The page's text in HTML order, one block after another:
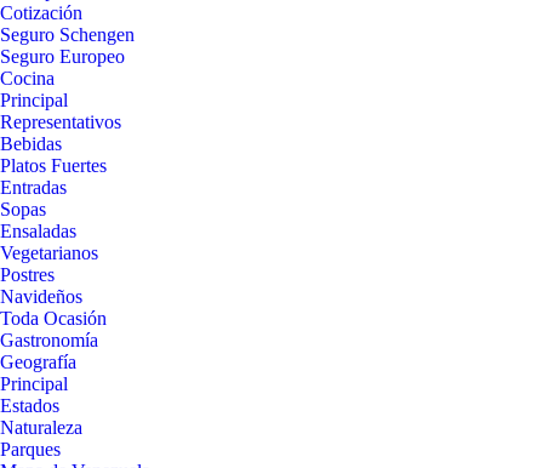
Cotización
Seguro Schengen
Seguro Europeo
Cocina
Principal
Representativos
Bebidas
Platos Fuertes
Entradas
Sopas
Ensaladas
Vegetarianos
Postres
Navideños
Toda Ocasión
Gastronomía
Geografía
Principal
Estados
Naturaleza
Parques